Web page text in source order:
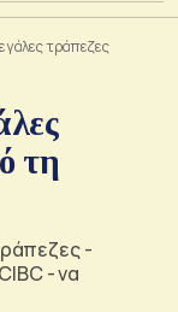
τράπεζες
τη
-
- να